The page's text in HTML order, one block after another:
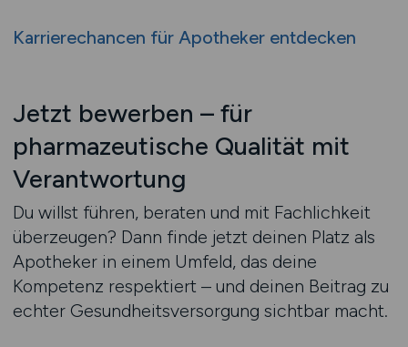
Karrierechancen für Apotheker entdecken
Jetzt bewerben – für
pharmazeutische Qualität mit
Verantwortung
Du willst führen, beraten und mit Fachlichkeit
überzeugen? Dann finde jetzt deinen Platz als
Apotheker in einem Umfeld, das deine
Kompetenz respektiert – und deinen Beitrag zu
echter Gesundheitsversorgung sichtbar macht.